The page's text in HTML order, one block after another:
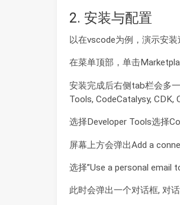
2. 安装与配置
以在vscode为例，演示安装
在菜单顶部，单击
安装完成后右侧tab栏会多
Tools, CodeCatalysy, CDK,
选择Developer Tools选择
屏幕上方会弹出Add a
选择”Use a personal email
此时会弹出一个对话框, 对